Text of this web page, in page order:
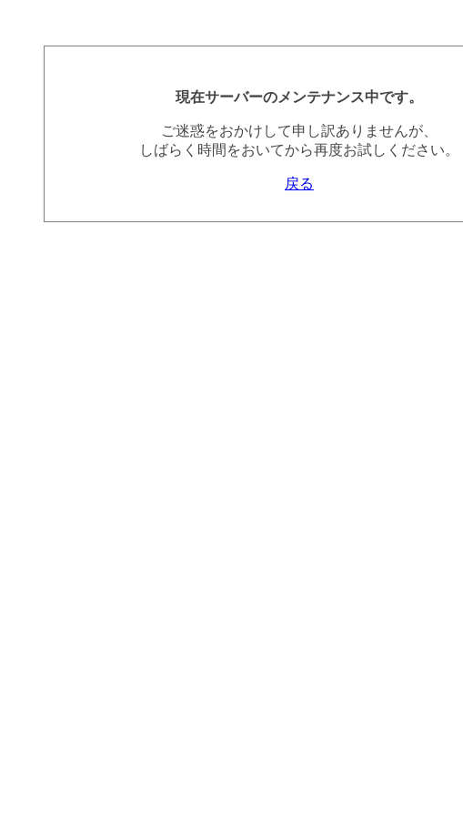
現在サーバーのメンテナンス中です。
ご迷惑をおかけして申し訳ありませんが、
しばらく時間をおいてから再度お試しください。
戻る